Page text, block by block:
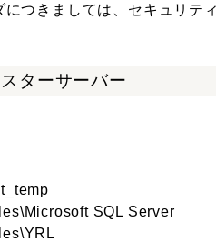
につきましては、セキュリテ
ターサーバー
SQL Server